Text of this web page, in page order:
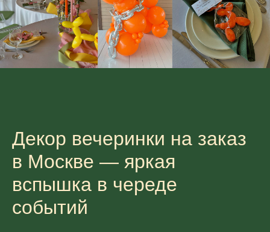
Декор вечеринки на заказ
в Москве — яркая
вспышка в череде
событий